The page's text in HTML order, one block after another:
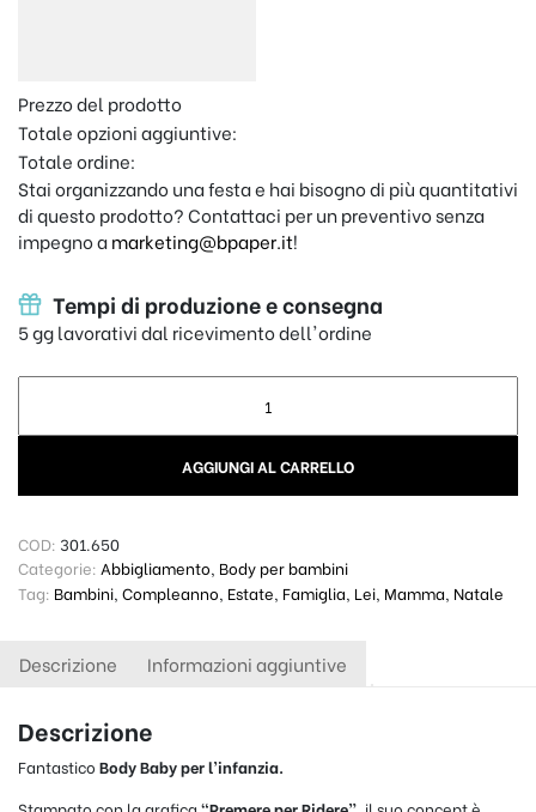
Prezzo del prodotto
Totale opzioni aggiuntive:
Totale ordine:
Stai organizzando una festa e hai bisogno di più quantitativi
di questo prodotto? Contattaci per un preventivo senza
impegno amarketing@bpaper.it!
Tempi di produzione e consegna
5 gg lavorativi dal ricevimento dell'ordine
AGGIUNGI AL CARRELLO
COD: 301.650
Categorie: Abbigliamento, Body per bambini
Tag: Bambini Compleanno Estate Famiglia Lei Mamma Natale
Descrizione Informazioni aggiuntive
Descrizione
Fantastico Body Baby per l’infanzia.